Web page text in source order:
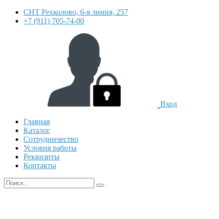
СНТ Рехколово, 6-я линия, 257
+7 (911) 705-74-00
Вход
Главная
Каталог
Сотрудничество
Условия работы
Реквизиты
Контакты